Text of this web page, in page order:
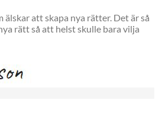
älskar att skapa nya rätter. Det är så
rätt så att helst skulle bara vilja